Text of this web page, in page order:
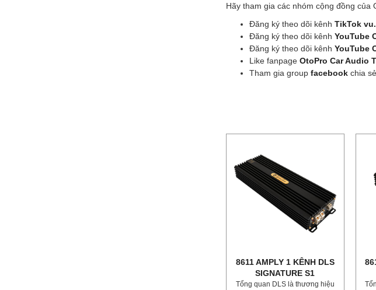
Hãy tham gia các nhóm cộng đồng của
Đăng ký theo dõi kênh TikTok
Đăng ký theo dõi kênh YouTube
Đăng ký theo dõi kênh YouTube
Like fanpage OtoPro Car Audio
Tham gia group facebook chia
8611 AMPLY 1 KÊNH DLS
SIGNATURE S1
Tổng quan DLS là thương hiệu